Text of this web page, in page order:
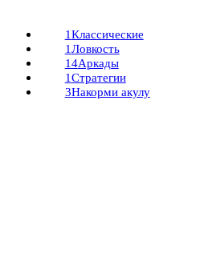
1Классические
1Ловкость
14Аркады
1Стратегии
3Накорми акулу